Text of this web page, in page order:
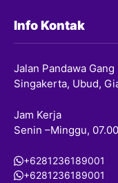
Info Kontak
Jalan Pandawa
Singakerta, Ubud,
Jam Kerja
Senin –Minggu,
+6281236189001
+6281236189001